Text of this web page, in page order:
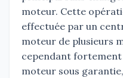
moteur. Cette
effectuée par un
moteur de plusieurs
cependant
moteur sous